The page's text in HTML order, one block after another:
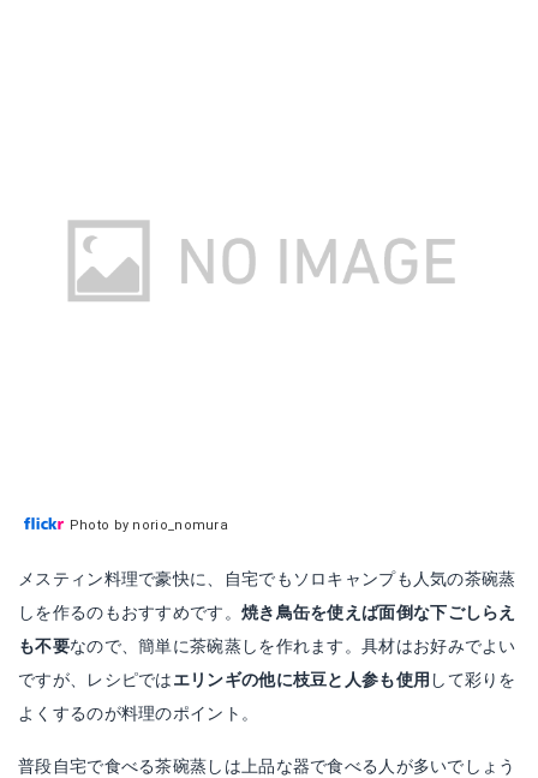
Photo by norio_nomura
メスティン料理で豪快に、自宅でもソロキャンプも人気の茶碗蒸
しを作るのもおすすめです。 焼き鳥缶を使えば面倒な下ごしらえ
も不要なので、簡単に茶碗蒸しを作れます。具材はお好みでよい
ですが、レシピではエリンギの他に枝豆と人参も使用 して彩りを
よくするのが料理のポイント。
普段自宅で食べる茶碗蒸しは上品な器で食べる人が多いでしょう